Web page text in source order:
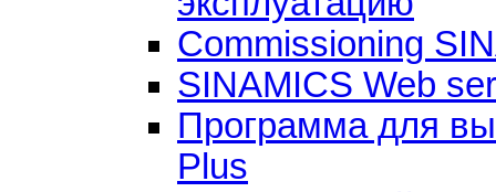
Commissioning
SINAMICS Web
Программа для
Plus